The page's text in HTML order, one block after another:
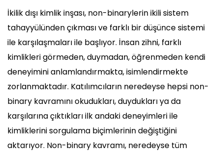
İkilik dışı kimlik inşası, non-binarylerin ikili sistem
tahayyülünden çıkması ve farklı bir düşünce sistemi
ile karşılaşmaları ile başlıyor. İnsan zihni, farklı
kimlikleri görmeden, duymadan, öğrenmeden kendi
deneyimini anlamlandırmakta, isimlendirmekte
zorlanmaktadır. Katılımcıların neredeyse hepsi non-
binary kavramını okudukları, duydukları ya da
karşılarına çıktıkları ilk andaki deneyimleri ile
kimliklerini sorgulama biçimlerinin değiştiğini
aktarıyor. Non-binary kavramı, neredeyse tüm